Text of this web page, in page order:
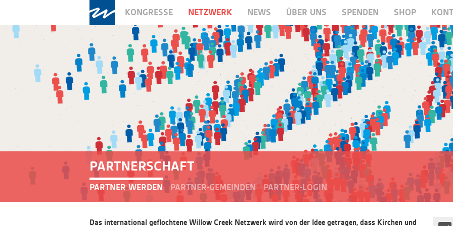
KONGRESSE NETZWERK NEWS ÜBER UNS SPENDEN SHOP
PARTNERSCHAFT
PARTNER WERDEN PARTNER-GEMEINDEN PARTNER-LOGIN
Das international geflochtene Willow Creek Netzwerk wird von der Idee getragen, dass Kirchen und